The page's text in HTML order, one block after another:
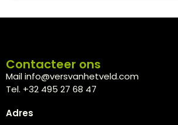
Contacteer ons
Mail info@versvanhetveld.com
Tel. +32 495 27 68 47
Adres